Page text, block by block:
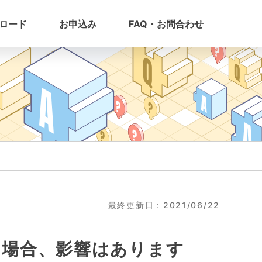
ード お申込み FAQ・お問合わせ
最終更新日：2021/06/22
合、影響はあります